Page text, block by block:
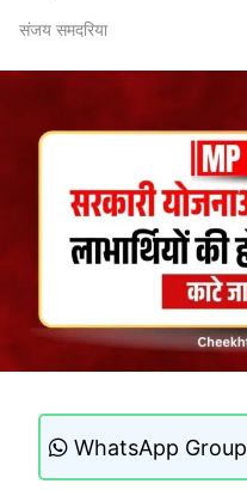
संजय समदरिया
WhatsApp Group